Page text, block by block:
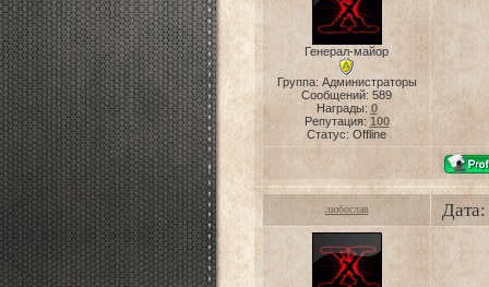
Генерал-майор
Группа: Администраторы
Сообщений: 589
Награды: 0
Репутация: 100
Статус: Offline
любослав